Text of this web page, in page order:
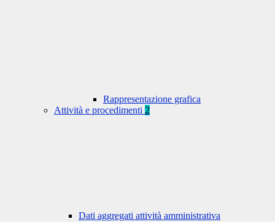
Rappresentazione grafica
Attività e procedimenti 2
Dati aggregati attività amministrativa